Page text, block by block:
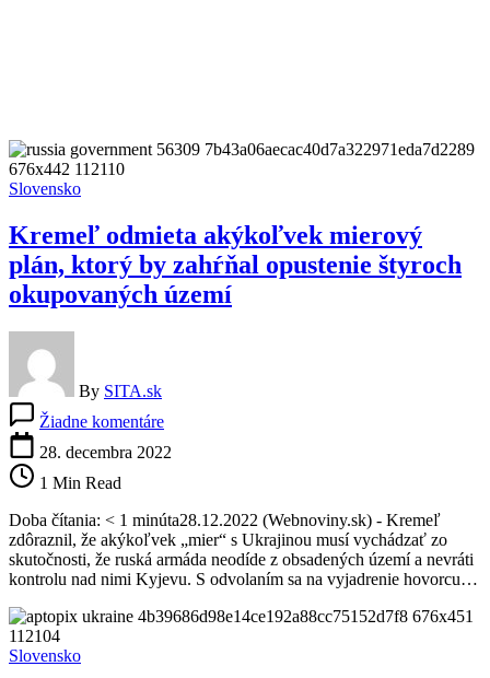
Slovensko
Kremeľ odmieta akýkoľvek mierový
plán, ktorý by zahŕňal opustenie štyroch
okupovaných území
By SITA.sk
Žiadne komentáreKremeľ
odmieta
ktorý
by
zahŕňal
opustenie
štyroch
okupovaných
28. decembra 2022
1 Min Read
Doba čítania: < 1 minúta28.12.2022 (Webnoviny.sk) - Kremeľ
zdôraznil, že akýkoľvek „mier“ s Ukrajinou musí vychádzať zo
skutočnosti, že ruská armáda neodíde z obsadených území a nevráti
kontrolu nad nimi Kyjevu. S odvolaním sa na vyjadrenie hovorcu…
Slovensko